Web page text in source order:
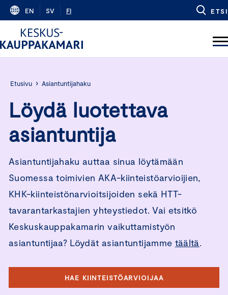
Skip
content
EN SV FI ETSI
Etusivu › Asiantuntijahaku
Löydä luotettava
asiantuntija
Asiantuntijahaku auttaa sinua löytämään
Suomessa toimivien AKA-kiinteistöarvioijien,
KHK-kiinteistönarvioitsijoiden sekä HTT-
tavarantarkastajien yhteystiedot. Vai etsitkö
Keskuskauppakamarin vaikuttamistyön
asiantuntijaa? Löydät asiantuntijamme täältä.
HAE KIINTEISTÖARVIOIJAA